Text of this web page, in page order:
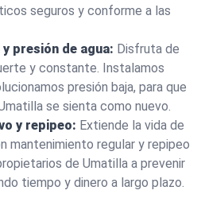
seguros y conforme a las
presión de agua: Disfruta de
y constante. Instalamos
presión baja, para que
se sienta como nuevo.
y repipeo: Extiende la vida de
mantenimiento regular y repipeo
de Umatilla a prevenir
tiempo y dinero a largo plazo.